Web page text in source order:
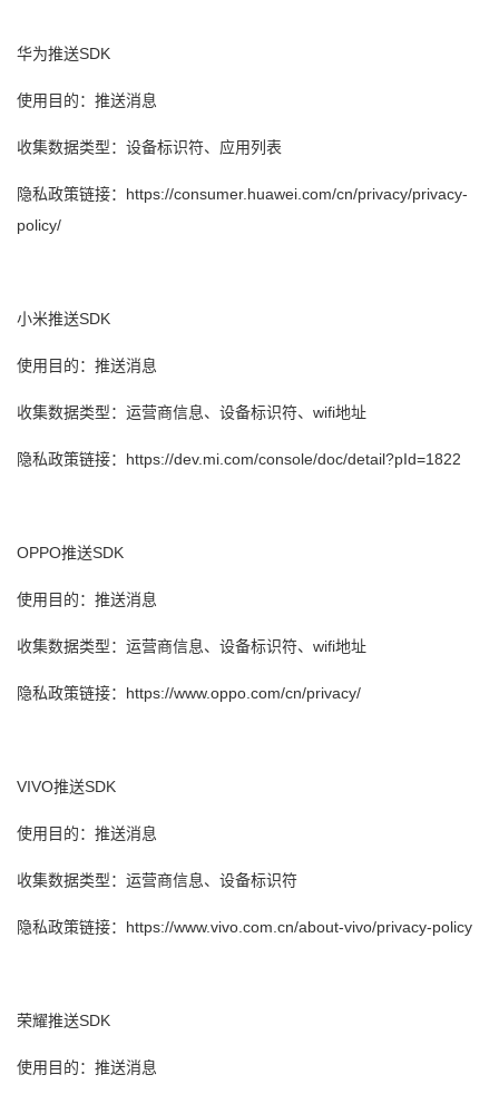
华为推送SDK
使用目的：推送消息
收集数据类型：设备标识符、应用列表
隐私政策链接：https://consumer.huawei.com/cn/privacy/privacy-
policy/
小米推送SDK
使用目的：推送消息
收集数据类型：运营商信息、设备标识符、wifi地址
隐私政策链接：https://dev.mi.com/console/doc/detail?pId=1822
OPPO推送SDK
使用目的：推送消息
收集数据类型：运营商信息、设备标识符、wifi地址
隐私政策链接：https://www.oppo.com/cn/privacy/
VIVO推送SDK
使用目的：推送消息
收集数据类型：运营商信息、设备标识符
隐私政策链接：https://www.vivo.com.cn/about-vivo/privacy-policy
荣耀推送SDK
使用目的：推送消息